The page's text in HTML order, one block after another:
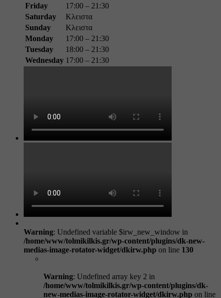
Friday
17:00 – 21:30
Saturday
Κλειστα
Sunday
Κλειστα
Monday
17:00 – 21:30
Tuesday
18:00 – 21:30
Wednesday 17:00 – 21:30
Warning: Undefined variable $irw_new_window in
/home/www/tolmikilkis.gr/wp-content/plugins/dk-new-
medias-image-rotator-widget/dkirw.php on line 130
Warning: Undefined array key 2 in
/home/www/tolmikilkis.gr/wp-content/plugins/dk-
new-medias-image-rotator-widget/dkirw.php on line